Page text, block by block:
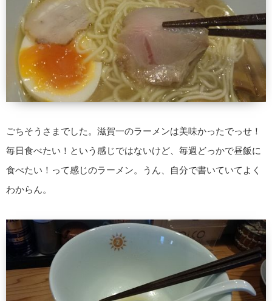
ごちそうさまでした。滋賀一のラーメンは美味かったでっせ！
毎日食べたい！という感じではないけど、毎週どっかで昼飯に
食べたい！って感じのラーメン。うん、自分で書いていてよく
わからん。